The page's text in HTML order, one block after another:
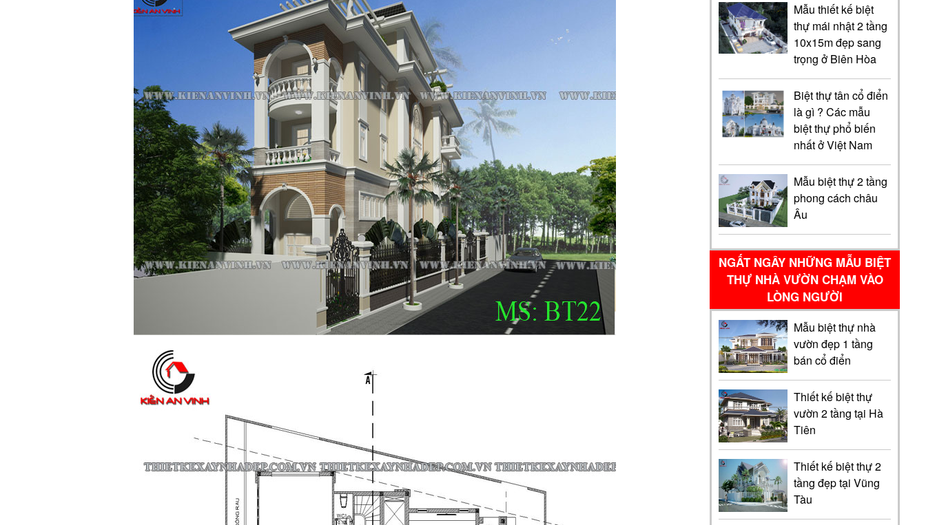
Mẫu thiết kế biệt
thự mái nhật 2 tầng
10x15m đẹp sang
trọng ở Biên Hòa
Biệt thự tân cổ điển
là gì ? Các mẫu
biệt thự phổ biến
nhất ở Việt Nam
Mẫu biệt thự 2 tầng
phong cách châu
Âu
NGẤT NGÂY NHỮNG MẪU BIỆT
THỰ NHÀ VƯỜN CHẠM VÀO
LÒNG NGƯỜI
Mẫu biệt thự nhà
vườn đẹp 1 tầng
bán cổ điển
Thiết kế biệt thự
vườn 2 tầng tại Hà
Tiên
Thiết kế biệt thự 2
tầng đẹp tại Vũng
Tàu